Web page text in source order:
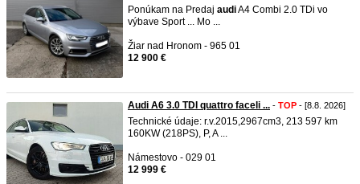
Ponúkam na Predaj audiA4 Combi 2.0 TDi vo
výbave Sport ... Mo ...
Žiar nad Hronom - 965 01
12 900 €
Audi A6 3.0 TDI quattro faceli ... - TOP - [8.8. 2026]
Technické údaje: r.v.2015,2967cm3, 213 597 km
160KW (218PS), P, A ...
Námestovo - 029 01
12 999 €